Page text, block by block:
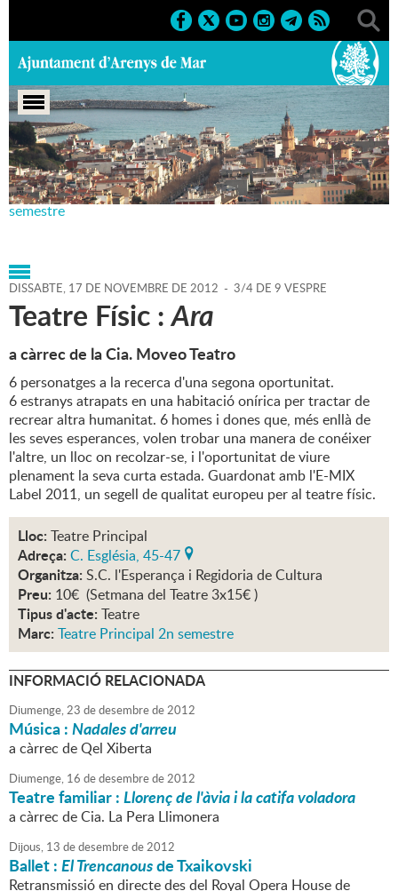
Portada > Agenda > 17-11-
2012 > Marcs > Culturals > 2012 > Teatre Principal 2n
semestre
DISSABTE, 17 DE NOVEMBRE DE 2012 - 3/4 DE 9 VESPRE
Teatre Físic :Ara
a càrrec de la Cia. Moveo Teatro
6 personatges a la recerca d'una segona oportunitat.
6 estranys atrapats en una habitació onírica per tractar de
recrear altra humanitat. 6 homes i dones que, més enllà de
les seves esperances, volen trobar una manera de conéixer
l'altre, un lloc on recolzar-se, i l'oportunitat de viure
plenament la seva curta estada. Guardonat amb l'E-MIX
Label 2011, un segell de qualitat europeu per al teatre físic.
Lloc: Teatre Principal
Adreça: C. Església, 45-47
Organitza: S.C. l'Esperança i Regidoria de Cultura
Preu: 10€ (Setmana del Teatre 3x15€ )
Tipus d'acte: Teatre
Marc: Teatre Principal 2n semestre
INFORMACIÓ RELACIONADA
Diumenge,23 dedesembrede2012
Música :Nadales d'arreu
a càrrec de Qel Xiberta
Diumenge, 16 dedesembrede2012
Teatre familiar :Llorenç de l'àvia i la catifa voladora
a càrrec de Cia. La Pera Llimonera
Dijous, 13 dedesembrede2012
Ballet :El Trencanousde Txaikovski
Retransmissió en directe des del Royal Opera House de